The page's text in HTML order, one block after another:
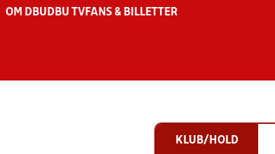
OM DBU DBU TV FANS & BILLETTER
KLUB/HOLD